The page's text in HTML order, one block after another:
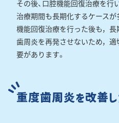
その後、口腔機能回復治療を行
治療期間も長期化するケース
機能回復治療を行った後も，長
歯周炎を再発させないため，
要があります。
重度歯周炎を改善し